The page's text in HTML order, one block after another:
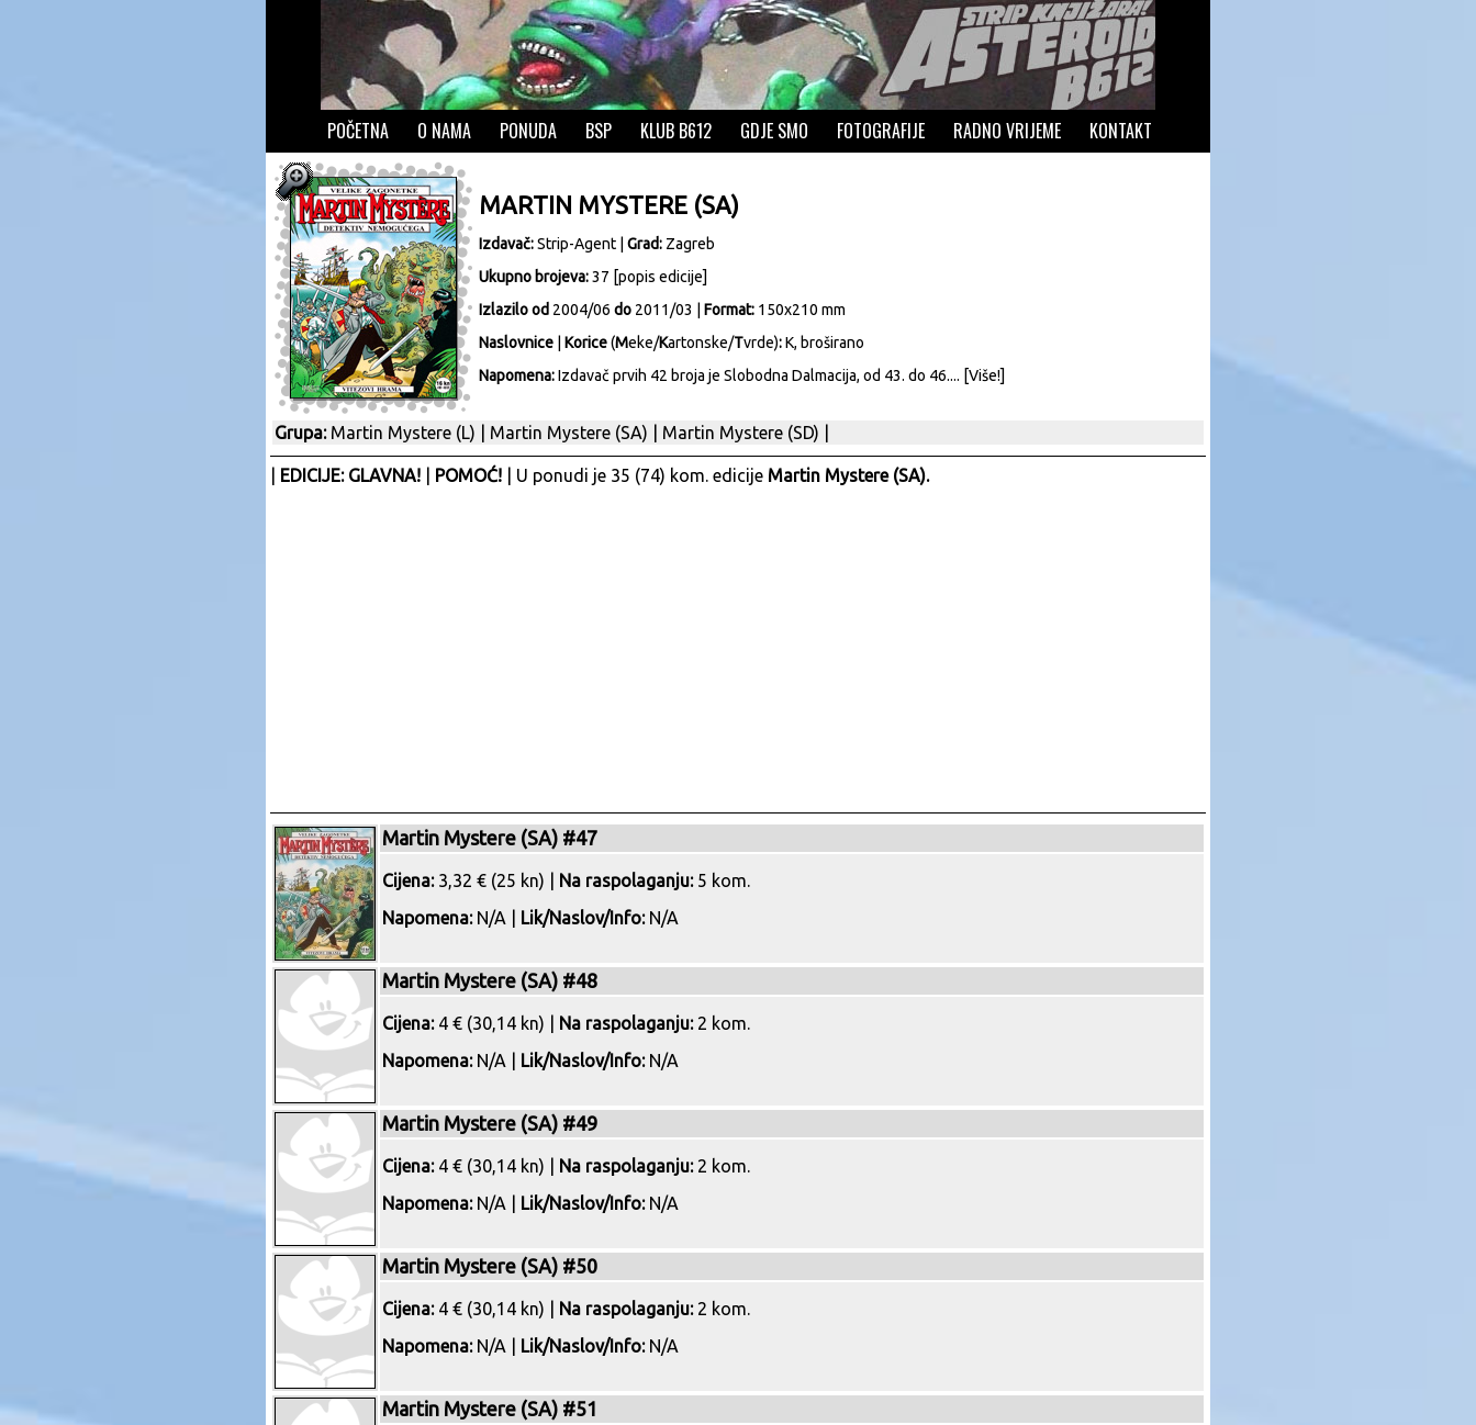
POČETNA O NAMA PONUDA BSP KLUB B612 GDJE SMO FOTOGRAFIJE RADNO VRIJEME KONTAKT
MARTIN MYSTERE (SA)
Izdavač:Strip-Agent Grad: Zagreb
Ukupno brojeva:37 [popis edicije]
Izlazilo od 2004/06 do 2011/03 | Format: 150x210 mm
Naslovnice
Korice(Meke/Kartonske/Tvrde):K, broširano
Napomena:Izdavač prvih 42 broja je Slobodna Dalmacija, od 43. do 46.... [Više!]
Grupa: Martin Mystere (L) Martin Mystere (SA) Martin Mystere (SD)
EDICIJE: GLAVNA! POMOĆ! | U ponudi je 35 (74) kom. edicije Martin Mystere (SA).
Martin Mystere (SA) #47
Cijena:3,32 € (25 kn) | Na raspolaganju:5 kom.
Napomena:N/A | Lik/Naslov/Info:N/A
Martin Mystere (SA) #48
Cijena:4 € (30,14 kn) | Na raspolaganju:2 kom.
Napomena:N/A | Lik/Naslov/Info:N/A
Martin Mystere (SA) #49
Cijena:4 € (30,14 kn) | Na raspolaganju:2 kom.
Napomena:N/A | Lik/Naslov/Info:N/A
Martin Mystere (SA) #50
Cijena:4 € (30,14 kn) | Na raspolaganju:2 kom.
Napomena:N/A | Lik/Naslov/Info:N/A
Martin Mystere (SA) #51